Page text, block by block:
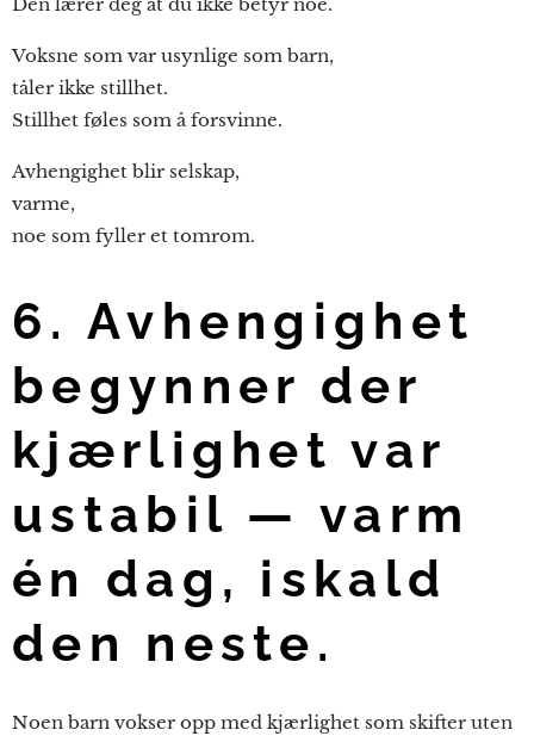
Den lærer deg at du ikke betyr noe.
Voksne som var usynlige som barn,
tåler ikke stillhet.
Stillhet føles som å forsvinne.
Avhengighet blir selskap,
varme,
noe som fyller et tomrom.
6. Avhengighet
begynner der
kjærlighet var
ustabil — varm
én dag, iskald
den neste.
Noen barn vokser opp med kjærlighet som skifter uten